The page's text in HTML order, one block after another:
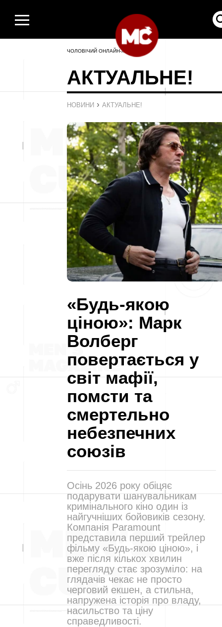
ЧОЛОВІЧИЙ ОНЛАЙН-ЖУРНАЛ
АКТУАЛЬНЕ!
НОВИНИ › АКТУАЛЬНЕ!
«Будь-якою
ціною»: Марк
Волберг
повертається у
світ мафії,
помсти та
смертельно
небезпечних
союзів
Осінь 2026 року обіцяє
подарувати шанувальникам
кримінального кіно один із
найгучніших бойовиків сезону.
Компанія Paramount
представила перший трейлер
фільму «Будь-якою ціною», і
вже після кількох хвилин
перегляду стає зрозуміло: на
глядачів чекає не просто
черговий екшен, а стильна,
напружена історія про владу,
насильство та ціну
справедливості.